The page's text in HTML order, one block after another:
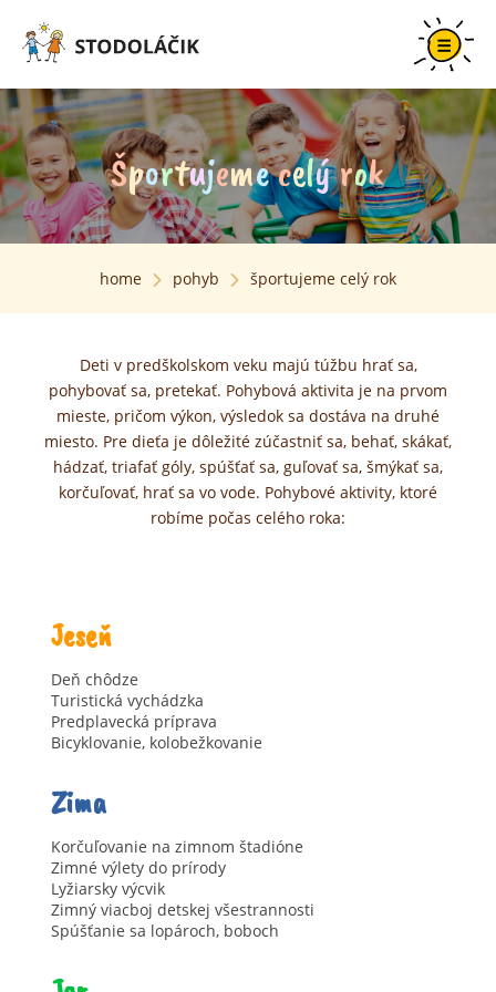
Športujemecelýrok
home pohyb športujeme celý rok
Deti v predškolskom veku majú túžbu hrať sa,
pohybovať sa, pretekať. Pohybová aktivita je na prvom
mieste, pričom výkon, výsledok sa dostáva na druhé
miesto. Pre dieťa je dôležité zúčastniť sa, behať, skákať,
hádzať, triafať góly, spúšťať sa, guľovať sa, šmýkať sa,
korčuľovať, hrať sa vo vode. Pohybové aktivity, ktoré
robíme počas celého roka:
Jeseň
Deň chôdze
Turistická vychádzka
Predplavecká príprava
Bicyklovanie, kolobežkovanie
Zima
Korčuľovanie na zimnom štadióne
Zimné výlety do prírody
Lyžiarsky výcvik
Zimný viacboj detskej všestrannosti
Spúšťanie sa lopároch, boboch